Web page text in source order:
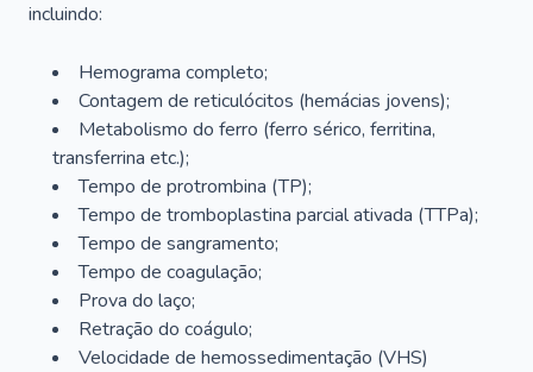
incluindo:
Hemograma completo;
Contagem de reticulócitos (hemácias jovens);
Metabolismo do ferro (ferro sérico, ferritina,
transferrina etc.);
Tempo de protrombina (TP);
Tempo de tromboplastina parcial ativada (TTPa);
Tempo de sangramento;
Tempo de coagulação;
Prova do laço;
Retração do coágulo;
Velocidade de hemossedimentação (VHS)